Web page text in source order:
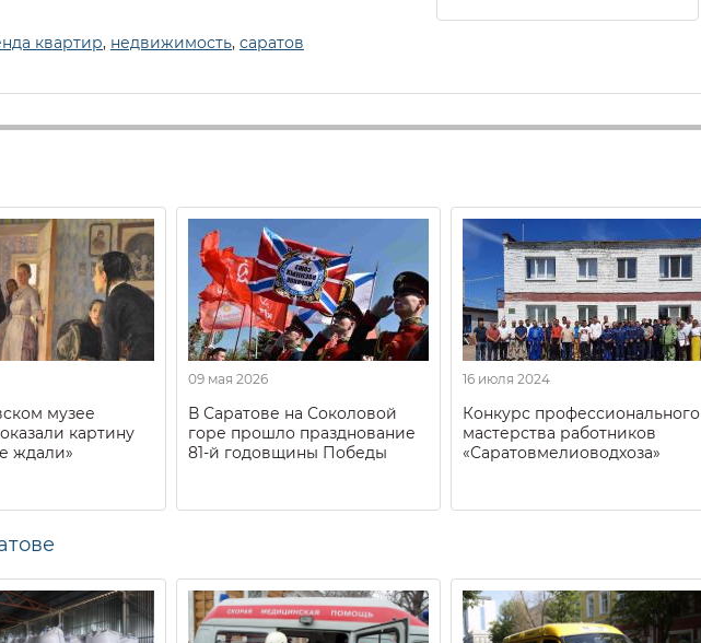
квартир, недвижимость, саратов
музее
картину
ждали»
09 мая 2026
В Саратове на Соколовой
горе прошло празднование
81-й годовщины Победы
16 июля 2024
Конкурс профессионального
мастерства работников
«Саратовмелиоводхоза»